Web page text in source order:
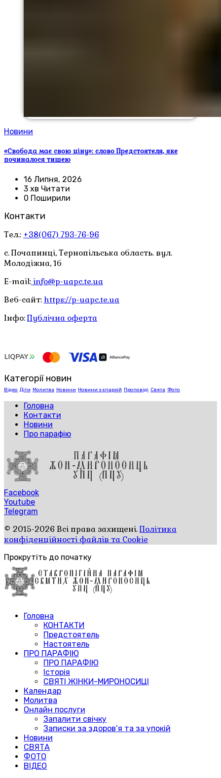
Новини
«Свобода має свою ціну»: слово Предстоятеля, яке
починалося тишею
16 Липня, 2026
3 хв Читати
0 Поширили
Контакти
Тел.: +38(067) 793-76-96
с. Почапинці, Тернопільська область. вул.
Молодіжна, 1б
E-mail: info@p-uapc.te.ua
Веб-сайт: https://p-uapc.te.ua
Інфо:Публічна оферта
Категорії новин
Відео Діти Молитва Новини Новини з єпархій Проповіді Свята Фото
Головна
Контакти
Новини
Про парафію
Facebook
Youtube
Telegram
© 2015-2026 Всі права захищені.Політика
конфіденційності файлів та Cookie
Прокрутіть до початку
Головна
КОНТАКТИ
Предстоятель
Настоятель
ПРО ПАРАФІЮ
ПРО ПАРАФІЮ
Історія
СВЯТІ ЖІНКИ-МИРОНОСИЦІ
Календар
Молитва
Онлайн послуги
Запалити свічку
Записки за здоров’я та за упокій
Новини
СВЯТА
ФОТО
ВІДЕО